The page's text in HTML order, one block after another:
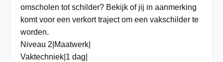
omscholen tot schilder? Bekijk of jij in aanmerking
komt voor een verkort traject om een vakschilder te
worden.
Niveau 2 Maatwerk
Vaktechniek 1 dag